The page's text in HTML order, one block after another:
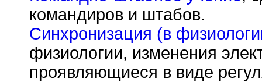
командиров и штабов.
Синхронизация (в
физиологии, изменения
проявляющиеся в виде